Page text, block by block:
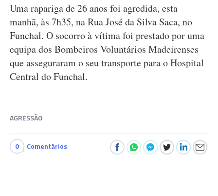
Uma rapariga de 26 anos foi agredida, esta
manhã, às 7h35, na Rua José da Silva Saca, no
Funchal. O socorro à vítima foi prestado por uma
equipa dos Bombeiros Voluntários Madeirenses
que asseguraram o seu transporte para o Hospital
Central do Funchal.
AGRESSÃO
0 Comentários